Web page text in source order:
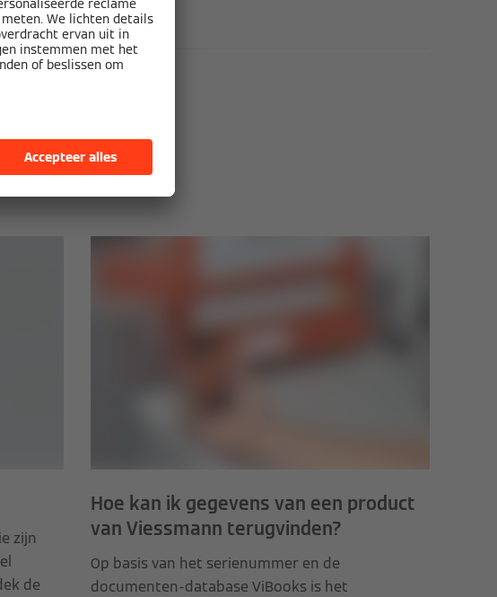
zijn
de
Hoe kan ik gegevens van een product
van Viessmann terugvinden?
Op basis van het serienummer en de
documenten-database ViBooks is het